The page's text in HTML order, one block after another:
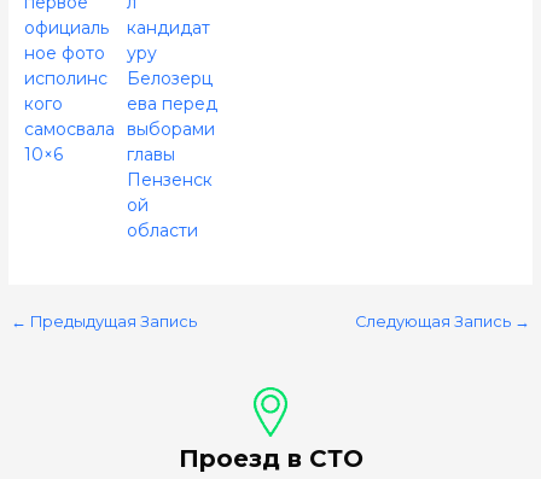
официаль
ное фото
исполинс
кого
самосвала
10×6
кандидат
уру
Белозерц
ева перед
выборами
главы
Пензенск
ой
области
← Предыдущая Запись Следующая Запись →
Проезд в СТО